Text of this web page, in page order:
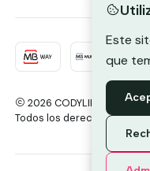
2026 CODYLIFE-
Todos los derechos
Envie-
Este
que